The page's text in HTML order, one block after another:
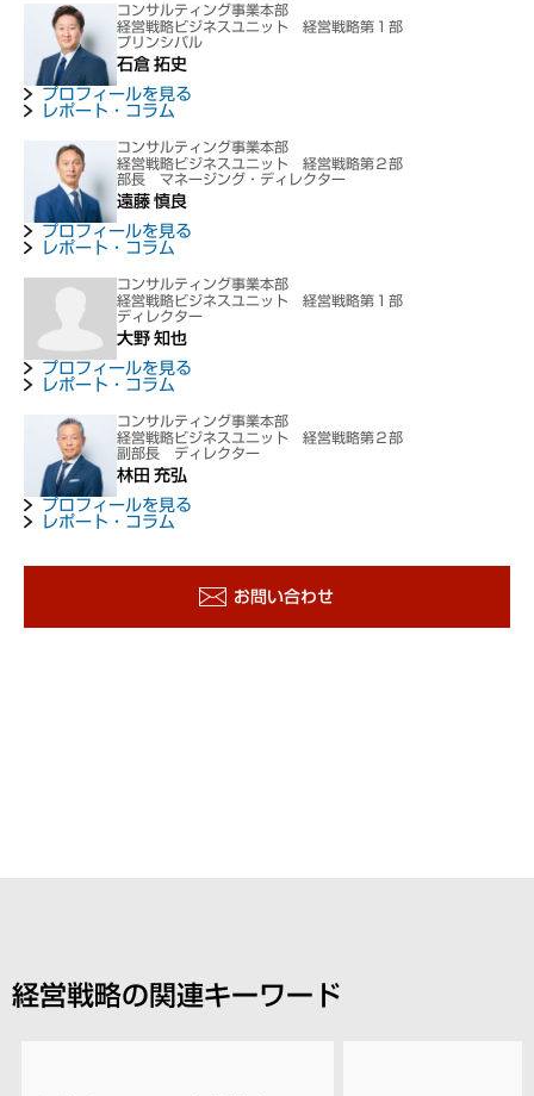
コンサルティング事業本部
経営戦略ビジネスユニット 経営戦略第１部
プリンシパル
石倉 拓史
プロフィールを見る
レポート・コラム
コンサルティング事業本部
経営戦略ビジネスユニット 経営戦略第２部
部長 マネージング・ディレクター
遠藤 慎良
プロフィールを見る
レポート・コラム
コンサルティング事業本部
経営戦略ビジネスユニット 経営戦略第１部
ディレクター
大野 知也
プロフィールを見る
レポート・コラム
コンサルティング事業本部
経営戦略ビジネスユニット 経営戦略第２部
副部長 ディレクター
林田 充弘
プロフィールを見る
レポート・コラム
お問い合わせ
経営戦略の関連キーワード